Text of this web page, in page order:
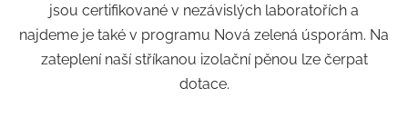
jsou certifikované v nezávislých laboratořích a
najdeme je také v programu Nová zelená úsporám. Na
zateplení naší stříkanou izolační pěnou lze čerpat
dotace.